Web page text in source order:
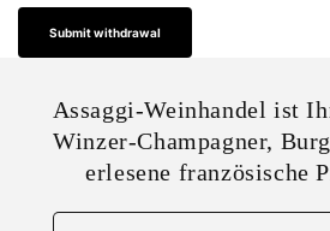
Submit withdrawal
Assaggi-Weinhandel ist
Winzer-Champagner,
erlesene französische